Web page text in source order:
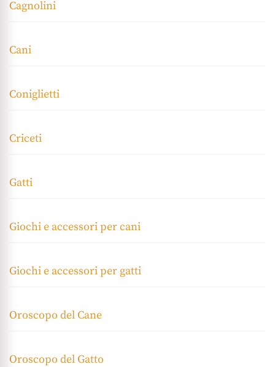
Cagnolini
Cani
Coniglietti
Criceti
Gatti
Giochi e accessori per cani
Giochi e accessori per gatti
Oroscopo del Cane
Oroscopo del Gatto